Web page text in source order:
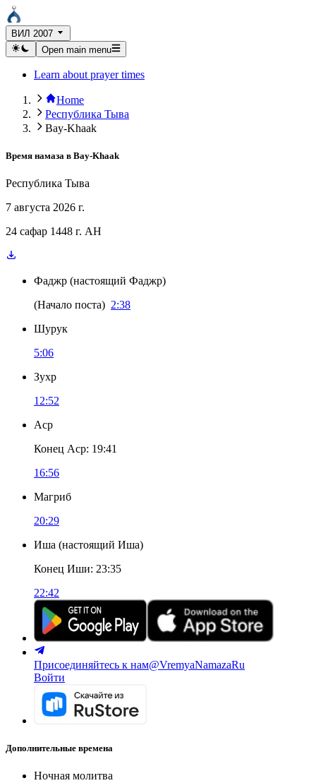
ВИЛ 2007
Open main menu
Learn about prayer times
Home
Республика Тыва
Bay-Khaak
Время намаза в Bay-Khaak
Республика Тыва
7 августа 2026 г.
24 сафар 1448 г. AH
Фаджр (настоящий Фаджр)
(Начало поста) 2:38
Шурук
5:06
Зухр
12:52
Аср
Конец Аср: 19:41
16:56
Магриб
20:29
Иша (настоящий Иша)
Конец Иши: 23:35
22:42
Присоединяйтесь к нам@VremyaNamazaRu
Войти
Дополнительные времена
Ночная молитва